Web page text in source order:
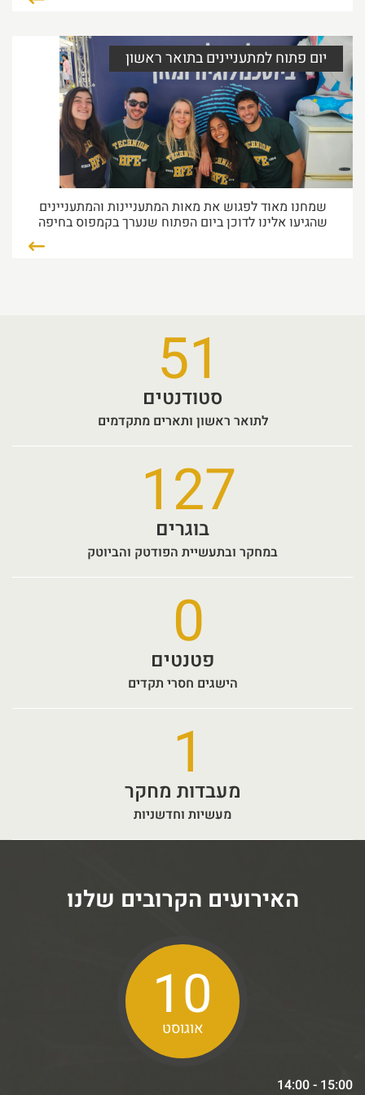
יום פתוח למתעניינים בתואר ראשון
שמחנו מאוד לפגוש את מאות המתעניינות והמתעניינים
שהגיעו אלינו לדוכן ביום הפתוח שנערך בקמפוס בחיפה
51
סטודנטים
לתואר ראשון ותארים מתקדמים
127
בוגרים
במחקר ובתעשיית הפודטק והביוטק
0
פטנטים
הישגים חסרי תקדים
1
מעבדות מחקר
מעשיות וחדשניות
האירועים הקרובים שלנו
10
אוגוסט
14:00 - 15:00